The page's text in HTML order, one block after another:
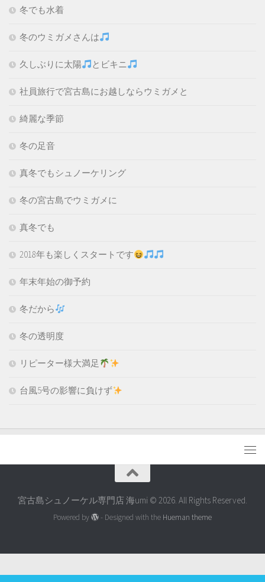
冬でも水着
冬のウミガメさんは
久しぶりに太陽 とビキニ
社員旅行で宮古島にお越しならウミガメと
綺麗な季節
冬の足音
真冬でもシュノーケリング
冬の宮古島でウミガメに
真冬でも
2018年も楽しくスタートです
年末年始の御予約
冬だから
冬の透明度
リピーター様大満足
台風5号の影響に負けず
宮古島シュノーケル専門店 海umi © 2026. All Rights Reserved.
Powered by - Designed with the Hueman theme